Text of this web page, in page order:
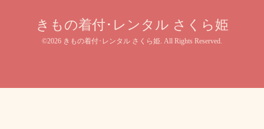
きもの着付･レンタル さくら姫
©2026 きもの着付･レンタル さくら姫 . All Rights Reserved.